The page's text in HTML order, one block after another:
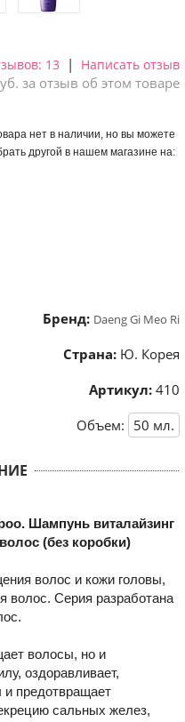
13 | Написать отзыв
за отзыв об этом товаре
нет в наличии, но вы можете
другой в нашем магазине на:
Бренд: Daeng Gi Meo Ri
Страна: Ю. Корея
Артикул: 410
Объем: 50 мл.
Шампунь виталайзинг
(без коробки)
волос и кожи головы,
волос. Серия разработана
волосы, но и
оздоравливает,
предотвращает
сальных желез,